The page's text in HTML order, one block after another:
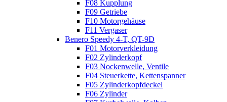
F08 Kupplung
F09 Getriebe
F10 Motorgehäuse
F11 Vergaser
Benero Speedy 4-T, QT-9D
F01 Motorverkleidung
F02 Zylinderkopf
F03 Nockenwelle, Ventile
F04 Steuerkette, Kettenspanner
F05 Zylinderkopfdeckel
F06 Zylinder